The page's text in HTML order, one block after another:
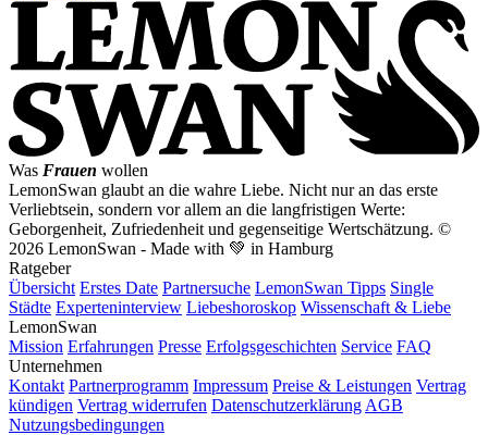
Was Frauen wollen
LemonSwan glaubt an die wahre Liebe. Nicht nur an das erste
Verliebtsein, sondern vor allem an die langfristigen Werte:
Geborgenheit, Zufriedenheit und gegenseitige Wertschätzung. ©
2026 LemonSwan - Made with 💚 in Hamburg
Ratgeber
Übersicht Erstes Date Partnersuche LemonSwan Tipps Single
Städte Experteninterview Liebeshoroskop Wissenschaft & Liebe
LemonSwan
Mission Erfahrungen Presse Erfolgsgeschichten Service FAQ
Unternehmen
Kontakt Partnerprogramm Impressum Preise & Leistungen Vertrag
kündigen Vertrag widerrufen Datenschutzerklärung AGB
Nutzungsbedingungen